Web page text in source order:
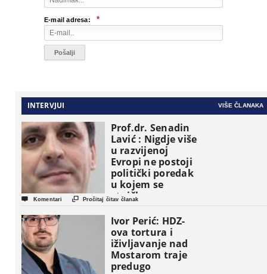
E-mail adresa: *
INTERVJUI VIŠE ČLANAKA
Prof.dr. Senadin
Lavić : Nigdje više
u razvijenoj
Evropi ne postoji
politički poredak
u kojem se
etničke grupe
pojavljuju kao
osnovne
političke jedinice
 Komentari  Pročitaj čitav članak
Ivor Perić: HDZ-
ova tortura i
iživljavanje nad
Mostarom traje
predugo